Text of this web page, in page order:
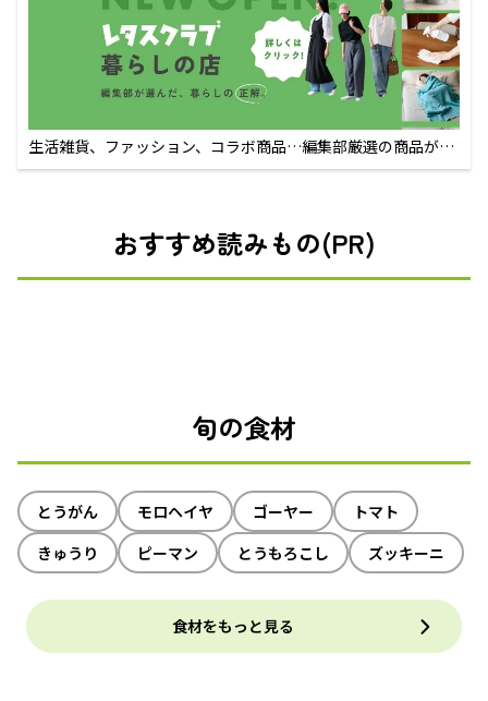
生活雑貨、ファッション、コラボ商品…編集部厳選の商品が買
えるECサイト
おすすめ読みもの(PR)
旬の食材
とうがん モロヘイヤ ゴーヤー
トマト
きゅうり
ピーマン とうもろこし ズッキーニ
食材をもっと見る